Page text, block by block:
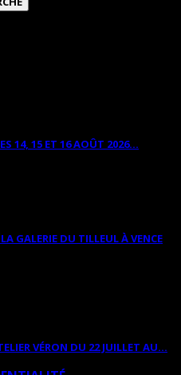
14, 15 ET 16 AOÛT 2026...
GALERIE DU TILLEUL À VENCE
VÉRON DU 22 JUILLET AU...